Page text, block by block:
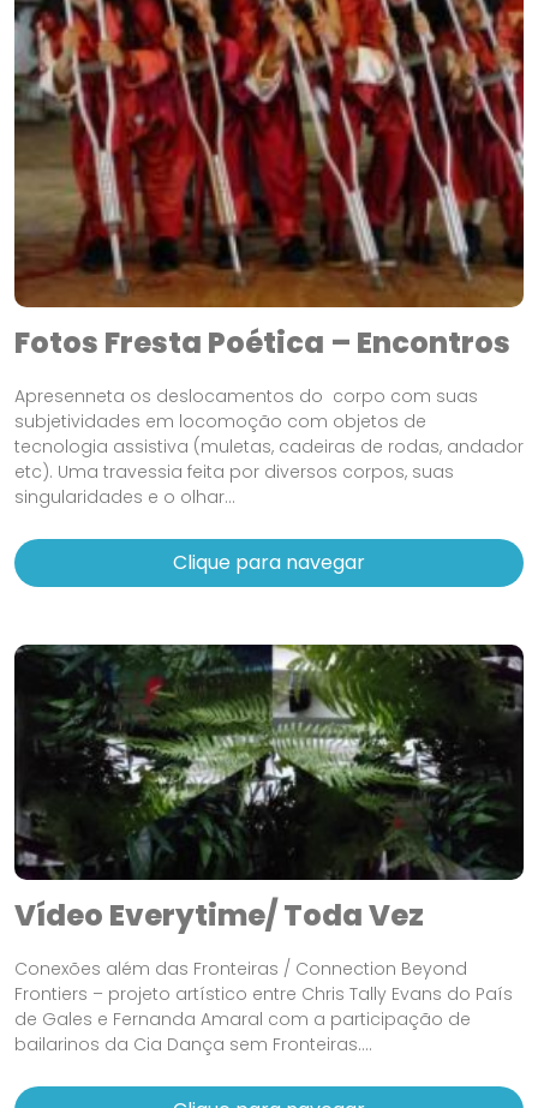
Fotos Fresta Poética – Encontros
Apresenneta os deslocamentos do corpo com suas
subjetividades em locomoção com objetos de
tecnologia assistiva (muletas, cadeiras de rodas, andador
etc). Uma travessia feita por diversos corpos, suas
singularidades e o olhar...
Clique para navegar
Vídeo Everytime/ Toda Vez
Conexões além das Fronteiras / Connection Beyond
Frontiers – projeto artístico entre Chris Tally Evans do País
de Gales e Fernanda Amaral com a participação de
bailarinos da Cia Dança sem Fronteiras....